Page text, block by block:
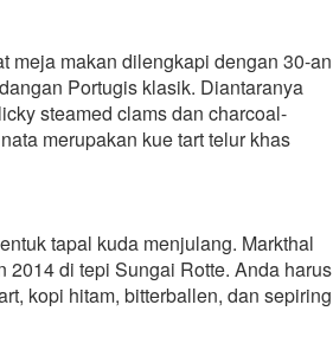
meja makan dilengkapi dengan 30-an
Portugis klasik. Diantaranya
steamed clams dan charcoal-
merupakan kue tart telur khas
tapal kuda menjulang. Markthal
2014 di tepi Sungai Rotte. Anda harus
kopi hitam, bitterballen, dan sepiring